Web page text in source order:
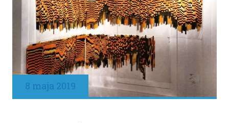
8 maja 2019